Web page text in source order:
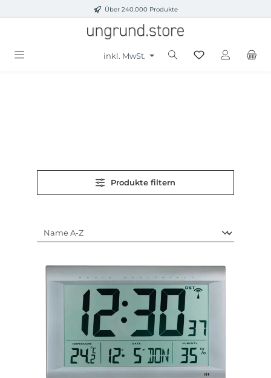
Zum Hauptinhalt springenÜber 240.000 Produkte
inkl. MwSt.
Produkte filtern